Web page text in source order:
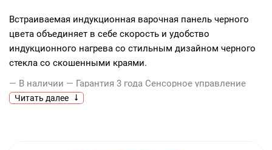
Встраиваемая индукционная варочная панель черного
цвета объединяет в себе скорость и удобство
индукционного нагрева со стильным дизайном черного
стекла со скошенными краями.
— В наличии — Гарантия 3 года Сенсорное управление
Direct Touch
Читать далее